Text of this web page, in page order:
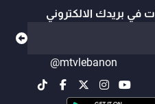
في بريدك الالكتروني
@mtvlebanon